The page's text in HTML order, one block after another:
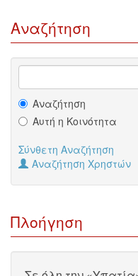
Αναζήτηση
Αναζήτηση
Αυτή η Κοινότητα
Σύνθετη Αναζήτηση
Αναζήτηση Χρηστών
Πλοήγηση